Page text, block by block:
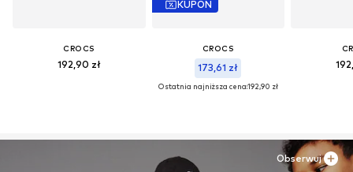
CROCS
192,90 zł
KUPON
CROCS
173,61 zł
Ostatnia najniższa cena:192,90 zł
Obserwuj